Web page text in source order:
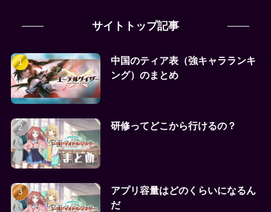
サイトトップ記事
中国のティア表（強キャラランキ
ング）のまとめ
研修ってどこから行けるの？
アプリ容量はどのくらいになるん
だ